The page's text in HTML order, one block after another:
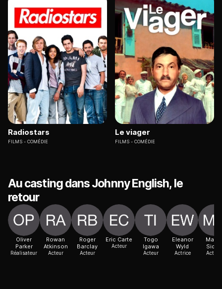
Radiostars
FILMS COMÉDIE
Le viager
FILMS COMÉDIE
Au casting dans Johnny English, le
retour
Oliver
Parker
Réalisateur
Rowan
Atkinson
Acteur
Roger
Barclay
Acteur
Eric Carte
Acteur
Togo
Igawa
Acteur
Eleanor
Wyld
Actrice
Mandi
Sidhu
Actrice